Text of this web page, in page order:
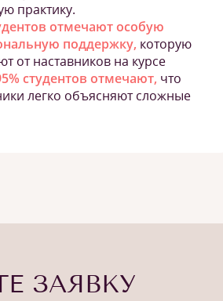
практику.
отмечают особую
поддержку, которую
от наставников на курсе
студентов отмечают, что
легко объясняют сложные
ЗАЯВКУ